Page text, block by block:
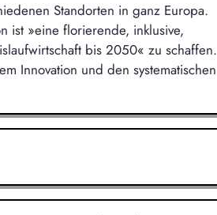
Standorten in ganz Europa.
ist »eine florierende, inklusive,
bis 2050« zu schaffen.
Innovation und den systematischen